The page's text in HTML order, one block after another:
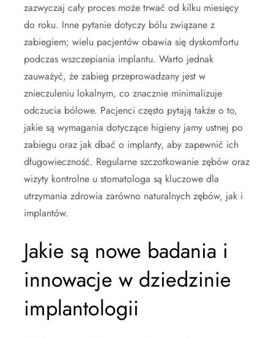
zazwyczaj cały proces może trwać od kilku miesięcy
do roku. Inne pytanie dotyczy bólu związane z
zabiegiem; wielu pacjentów obawia się dyskomfortu
podczas wszczepiania implantu. Warto jednak
zauważyć, że zabieg przeprowadzany jest w
znieczuleniu lokalnym, co znacznie minimalizuje
odczucia bólowe. Pacjenci często pytają także o to,
jakie są wymagania dotyczące higieny jamy ustnej po
zabiegu oraz jak dbać o implanty, aby zapewnić ich
długowieczność. Regularne szczotkowanie zębów oraz
wizyty kontrolne u stomatologa są kluczowe dla
utrzymania zdrowia zarówno naturalnych zębów, jak i
implantów.
Jakie są nowe badania i
innowacje w dziedzinie
implantologii